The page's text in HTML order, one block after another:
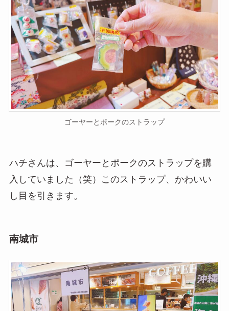
ゴーヤーとポークのストラップ
ハチさんは、ゴーヤーとポークのストラップを購
入していました（笑）このストラップ、かわいい
し目を引きます。
南城市